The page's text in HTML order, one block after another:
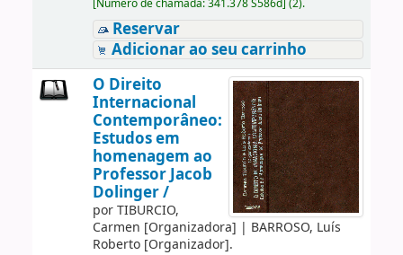
Reservar
Adicionar ao seu carrinho
O Direito
Internacional
Contemporâneo:
Estudos em
homenagem ao
Professor Jacob
Dolinger /
porTIBURCIO,
Carmen [Organizadora] | BARROSO, Luís
Roberto[Organizador].